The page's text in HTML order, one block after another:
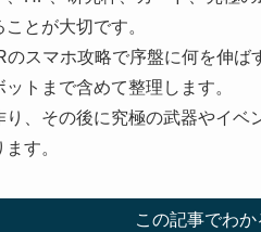
とが大切です。
スマホ攻略で序盤に何を伸
トまで含めて整理します。
、その後に究極の武器やイ
す。
この記事でわか